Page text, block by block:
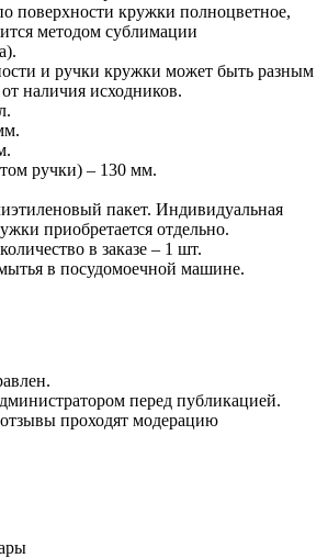
поверхности кружки полноцветное,
методом сублимации
и ручки кружки может быть разным
наличия исходников.
ручки) – 130 мм.
пакет. Индивидуальная
приобретается отдельно.
в заказе – 1 шт.
в посудомоечной машине.
перед публикацией.
проходят модерацию